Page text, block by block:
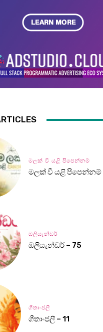
මලක් වී යළි පිපෙන්නම්
මලක් වී යළි පිපෙන්නම්
ඔලියැන්ඩර්
ඔලියැන්ඩර් – 75
ගීතාංජලී
ගීතාංජලී – 11